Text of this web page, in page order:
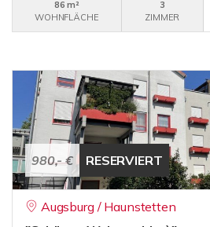
86 m²
WOHNFLÄCHE
3
ZIMMER
980,- € RESERVIERT
Augsburg / Haunstetten